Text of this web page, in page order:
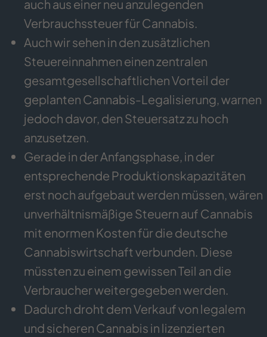
auch aus einer neu anzulegenden
Verbrauchssteuer für Cannabis.
Auch wir sehen in den zusätzlichen
Steuereinnahmen einen zentralen
gesamtgesellschaftlichen Vorteil der
geplanten Cannabis-Legalisierung, warnen
jedoch davor, den Steuersatz zu hoch
anzusetzen.
Gerade in der Anfangsphase, in der
entsprechende Produktionskapazitäten
erst noch aufgebaut werden müssen, wären
unverhältnismäßige Steuern auf Cannabis
mit enormen Kosten für die deutsche
Cannabiswirtschaft verbunden. Diese
müssten zu einem gewissen Teil an die
Verbraucher weitergegeben werden.
Dadurch droht dem Verkauf von legalem
und sicheren Cannabis in lizenzierten